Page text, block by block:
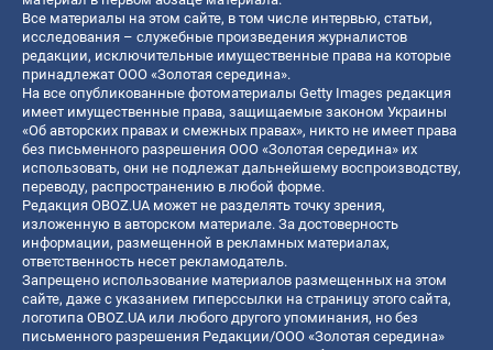
Все материалы на этом сайте, в том числе интервью, статьи,
исследования – служебные произведения журналистов
редакции, исключительные имущественные права на которые
принадлежат ООО «Золотая середина».
На все опубликованные фотоматериалы Getty Images редакция
имеет имущественные права, защищаемые законом Украины
«Об авторских правах и смежных правах», никто не имеет права
без письменного разрешения ООО «Золотая середина» их
использовать, они не подлежат дальнейшему воспроизводству,
переводу, распространению в любой форме.
Редакция OBOZ.UA может не разделять точку зрения,
изложенную в авторском материале. За достоверность
информации, размещенной в рекламных материалах,
ответственность несет рекламодатель.
Запрещено использование материалов размещенных на этом
сайте, даже с указанием гиперссылки на страницу этого сайта,
логотипа OBOZ.UA или любого другого упоминания, но без
письменного разрешения Редакции/ООО «Золотая середина»